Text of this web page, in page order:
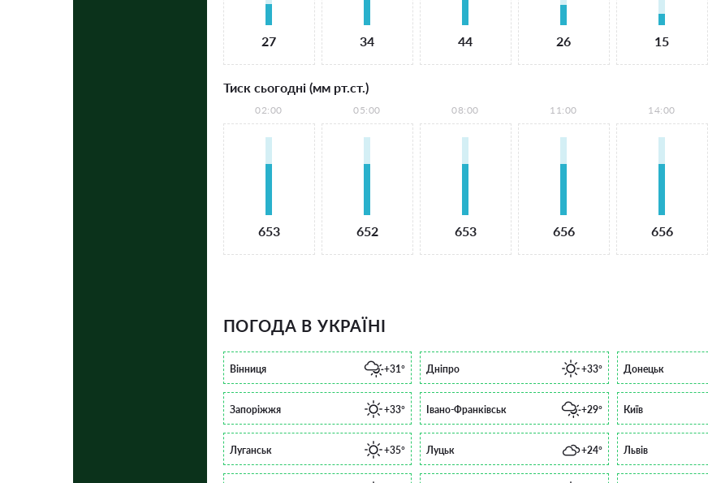
27 34 44 26 15
Тиск сьогодні (мм рт.ст.)
02:00
653
05:00
652
08:00
653
11:00
656
14:00
656
ПОГОДА В УКРАЇНІ
Вінниця +31° Дніпро +33° Донецьк
Запоріжжя +33° Івано-Франківськ +29° Київ
Луганськ +35° Луцьк +24° Львів